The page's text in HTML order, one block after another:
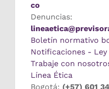
co
Denuncias:
Boletín normativo
Notificaciones - Ley
Trabaje con
Línea Ética
Bogotá: (+57) 601